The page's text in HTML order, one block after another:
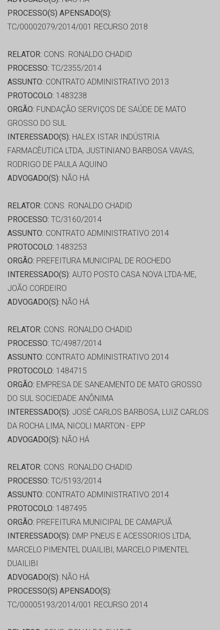
PROCESSO(S) APENSADO(S):
TC/00002079/2014/001 RECURSO 2018
RELATOR: CONS. RONALDO CHADID
PROCESSO: TC/2355/2014
ASSUNTO: CONTRATO ADMINISTRATIVO 2013
PROTOCOLO: 1483238
ORGÃO: FUNDAÇÃO SERVIÇOS DE SAÚDE DE MATO
GROSSO DO SUL
INTERESSADO(S): HALEX ISTAR INDÚSTRIA
FARMACÊUTICA LTDA, JUSTINIANO BARBOSA VAVAS,
RODRIGO DE PAULA AQUINO
ADVOGADO(S): NÃO HÁ
RELATOR: CONS. RONALDO CHADID
PROCESSO: TC/3160/2014
ASSUNTO: CONTRATO ADMINISTRATIVO 2014
PROTOCOLO: 1483253
ORGÃO: PREFEITURA MUNICIPAL DE ROCHEDO
INTERESSADO(S): AUTO POSTO CASA NOVA LTDA-ME,
JOÃO CORDEIRO
ADVOGADO(S): NÃO HÁ
RELATOR: CONS. RONALDO CHADID
PROCESSO: TC/4987/2014
ASSUNTO: CONTRATO ADMINISTRATIVO 2014
PROTOCOLO: 1484715
ORGÃO: EMPRESA DE SANEAMENTO DE MATO GROSSO
DO SUL SOCIEDADE ANÔNIMA
INTERESSADO(S): JOSÉ CARLOS BARBOSA, LUIZ CARLOS
DA ROCHA LIMA, NICOLI MARTON - EPP
ADVOGADO(S): NÃO HÁ
RELATOR: CONS. RONALDO CHADID
PROCESSO: TC/5193/2014
ASSUNTO: CONTRATO ADMINISTRATIVO 2014
PROTOCOLO: 1487495
ORGÃO: PREFEITURA MUNICIPAL DE CAMAPUÃ
INTERESSADO(S): DMP PNEUS E ACESSORIOS LTDA,
MARCELO PIMENTEL DUAILIBI, MARCELO PIMENTEL
DUAILIBI
ADVOGADO(S): NÃO HÁ
PROCESSO(S) APENSADO(S):
TC/00005193/2014/001 RECURSO 2014